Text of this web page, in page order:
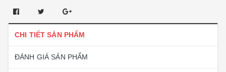
CHI TIẾT SẢN PHẨM
ĐÁNH GIÁ SẢN PHẨM